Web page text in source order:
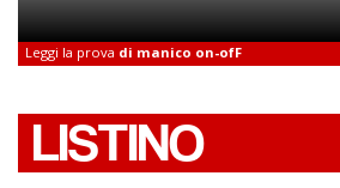
Leggi la prova di manico on-ofF
LISTINO